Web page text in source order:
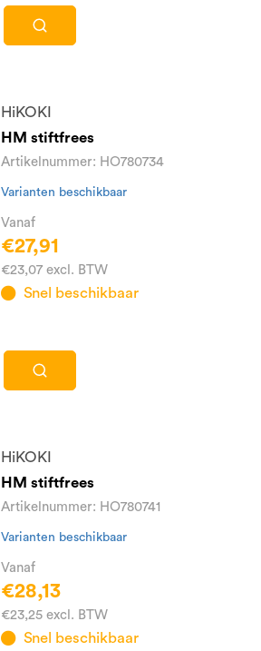
HiKOKI
HM stiftfrees
Artikelnummer: HO780734
Varianten beschikbaar
Vanaf
€27,91
€23,07 excl. BTW
Snel beschikbaar
HiKOKI
HM stiftfrees
Artikelnummer: HO780741
Varianten beschikbaar
Vanaf
€28,13
€23,25 excl. BTW
Snel beschikbaar